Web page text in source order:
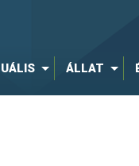
ÁLLAT